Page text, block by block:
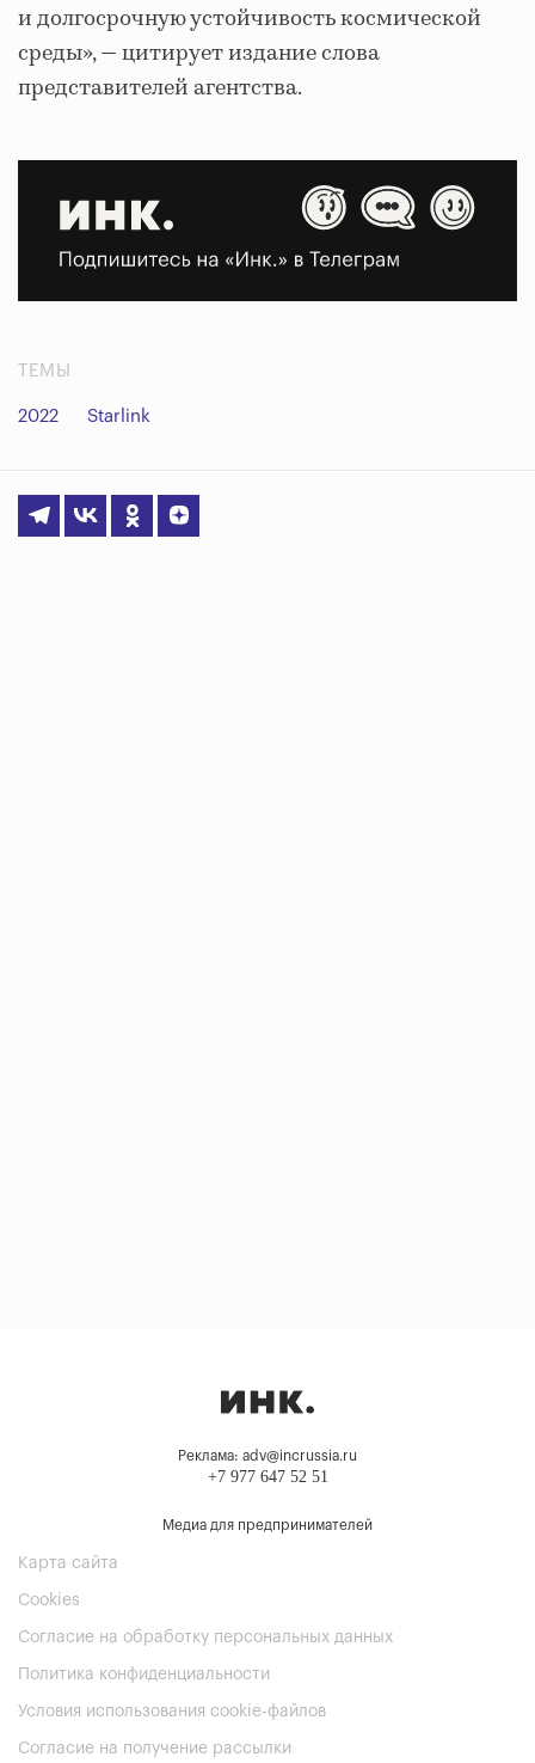
и долгосрочную устойчивость космической
среды», — цитирует издание слова
представителей агентства.
ТЕМЫ
2022 Starlink
Реклама: adv@incrussia.ru
+7 977 647 52 51
Медиа для предпринимателей
Карта сайта
Cookies
Согласие на обработку персональных данных
Политика конфиденциальности
Условия использования cookie-файлов
Согласие на получение рассылки